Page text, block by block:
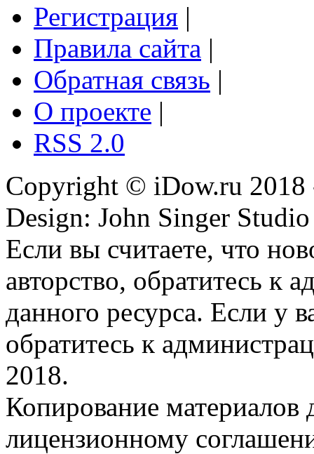
Регистрация |
Правила сайта |
Обратная связь |
О проекте |
RSS 2.0
Copyright © iDow.ru 2018
Design: John Singer Studio
Если вы считаете, что
авторство, обратитесь к
данного ресурса. Если у
обратитесь к
2018.
Копирование материалов
лицензионному